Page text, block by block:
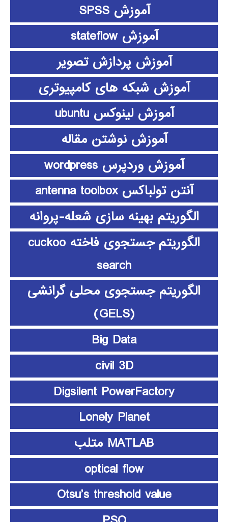
آموزش SPSS
آموزش stateflow
آموزش پردازش تصویر
آموزش شبکه های کامپیوتری
آموزش لینوکس ubuntu
آموزش نوشتن مقاله
آموزش وردپرس wordpress
آنتن تولباکس antenna toolbox
الگوریتم بهینه سازی شعله-پروانه
الگوریتم جستجوی فاخته cuckoo
search
الگوریتم جستجوی محلی گرانشی
(GELS)
Big Data
civil 3D
Digsilent PowerFactory
Lonely Planet
MATLAB متلب
optical flow
Otsu’s threshold value